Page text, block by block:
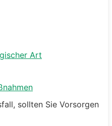
Art
sollten Sie Vorsorgen